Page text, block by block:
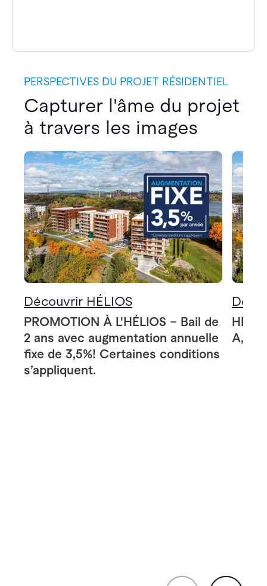
PERSPECTIVES DU PROJET RÉSIDENTIEL
Capturer l'âme du projet
à travers les images
Découvrir HÉLIOS
PROMOTION À L'HÉLIOS – Bail de
2 ans avec augmentation annuelle
fixe de 3,5%! Certaines conditions
s’appliquent.
A, B